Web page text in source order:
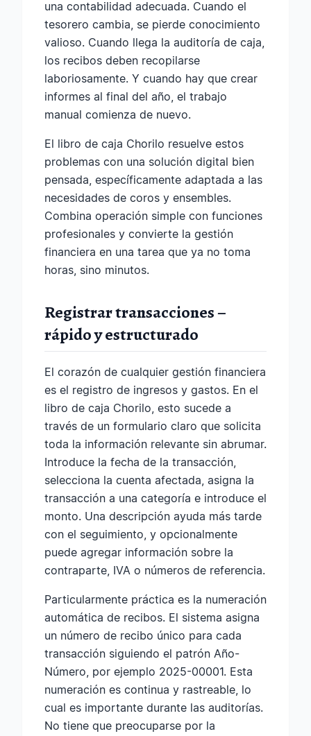
una contabilidad adecuada. Cuando el
tesorero cambia, se pierde conocimiento
valioso. Cuando llega la auditoría de caja,
los recibos deben recopilarse
laboriosamente. Y cuando hay que crear
informes al final del año, el trabajo
manual comienza de nuevo.
El libro de caja Chorilo resuelve estos
problemas con una solución digital bien
pensada, específicamente adaptada a las
necesidades de coros y ensembles.
Combina operación simple con funciones
profesionales y convierte la gestión
financiera en una tarea que ya no toma
horas, sino minutos.
Registrar transacciones –
rápido y estructurado
El corazón de cualquier gestión financiera
es el registro de ingresos y gastos. En el
libro de caja Chorilo, esto sucede a
través de un formulario claro que solicita
toda la información relevante sin abrumar.
Introduce la fecha de la transacción,
selecciona la cuenta afectada, asigna la
transacción a una categoría e introduce el
monto. Una descripción ayuda más tarde
con el seguimiento, y opcionalmente
puede agregar información sobre la
contraparte, IVA o números de referencia.
Particularmente práctica es la numeración
automática de recibos. El sistema asigna
un número de recibo único para cada
transacción siguiendo el patrón Año-
Número, por ejemplo 2025-00001. Esta
numeración es continua y rastreable, lo
cual es importante durante las auditorías.
No tiene que preocuparse por la